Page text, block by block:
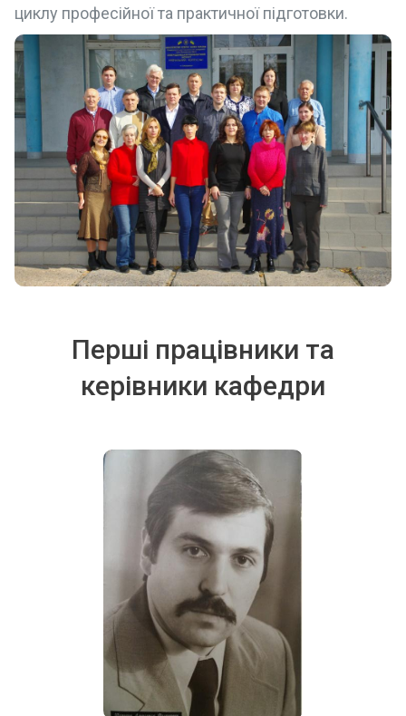
циклу професійної та практичної підготовки.
Перші працівники та
керівники кафедри